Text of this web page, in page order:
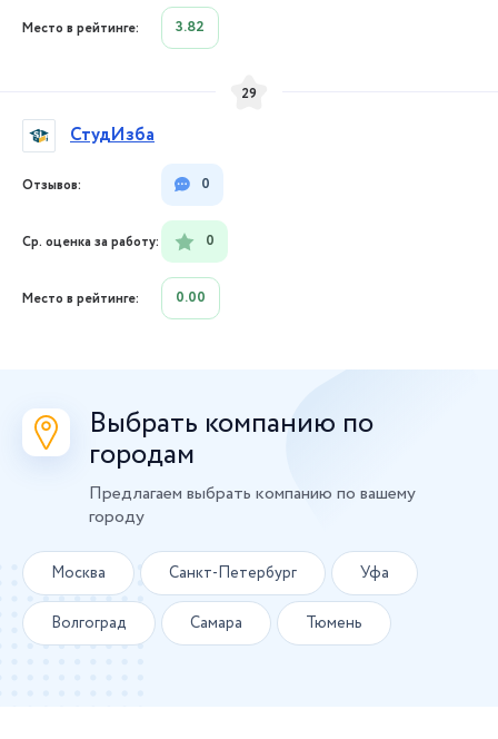
3.82
29
СтудИзба
0
0
0.00
Выбрать компанию по
городам
Предлагаем выбрать компанию по вашему
городу
Москва Санкт-Петербург Уфа
Волгоград Самара Тюмень